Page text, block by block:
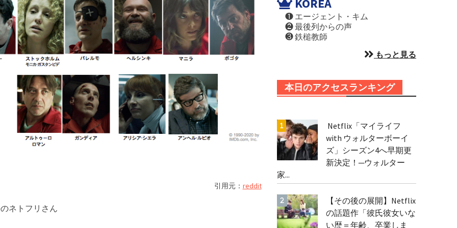
引用元： reddit
ネトフリさん
KOREA
❶ エージェント・キム
❷ 最後列からの声
❸ 鉄槌教師
もっと見る
本日のアクセスランキング
Netflix「マイライフ
with ウォルターボーイ
ズ」シーズン4へ早期更
新決定！─ウォルター
家...
【その後の展開】Netflix
の話題作「彼氏彼女いな
い歴＝年齢、卒業しま